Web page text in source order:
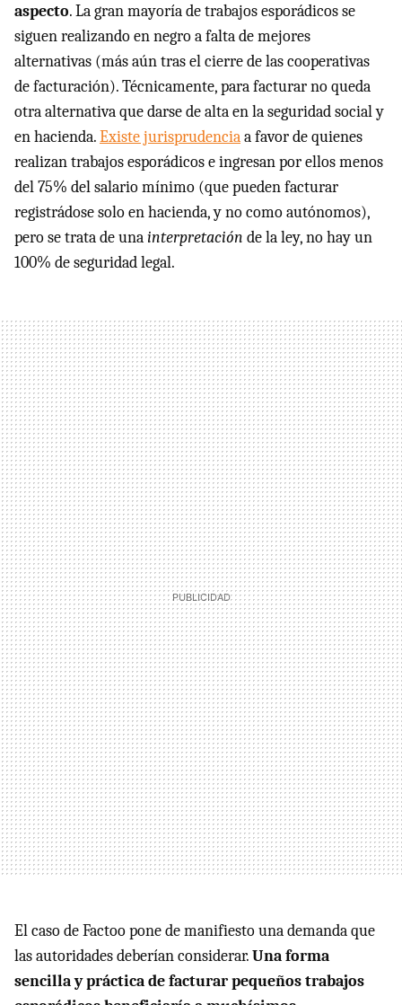
aspecto. La gran mayoría de trabajos esporádicos se
siguen realizando en negro a falta de mejores
alternativas (más aún tras el cierre de las cooperativas
de facturación). Técnicamente, para facturar no queda
otra alternativa que darse de alta en la seguridad social y
en hacienda.Existe jurisprudenciaa favor de quienes
realizan trabajos esporádicos e ingresan por ellos menos
del 75% del salario mínimo (que pueden facturar
registrádose solo en hacienda, y no como autónomos),
pero se trata de unainterpretación de la ley, no hay un
100% de seguridad legal.
El caso de Factoo pone de manifiesto una demanda que
las autoridades deberían considerar.Una forma
sencilla y práctica de facturar pequeños trabajos